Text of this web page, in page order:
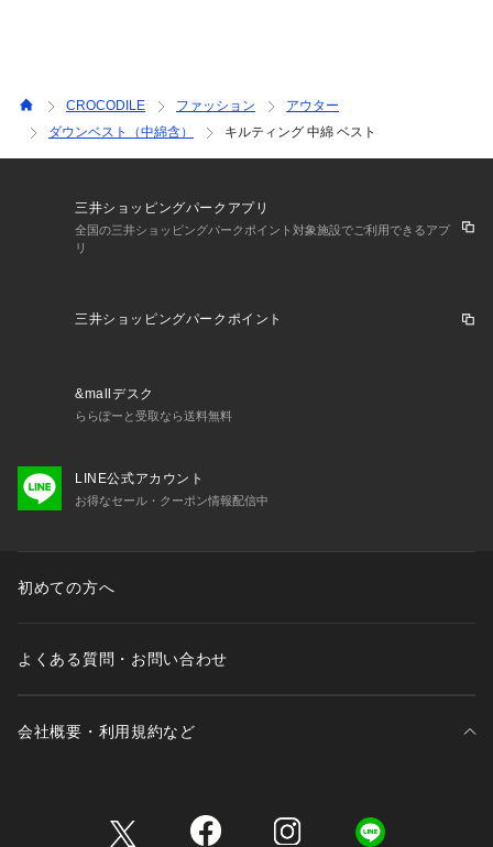
CROCODILE ファッション
アウター
ダウンベスト（中綿含）
キルティング 中綿 ベスト
三井ショッピングパークアプリ
全国の三井ショッピングパークポイント対象施設でご利用できるアプ
リ
三井ショッピングパークポイント
&mallデスク
ららぽーと受取なら送料無料
LINE公式アカウント
お得なセール・クーポン情報配信中
初めての方へ
よくある質問・お問い合わせ
会社概要・利用規約など